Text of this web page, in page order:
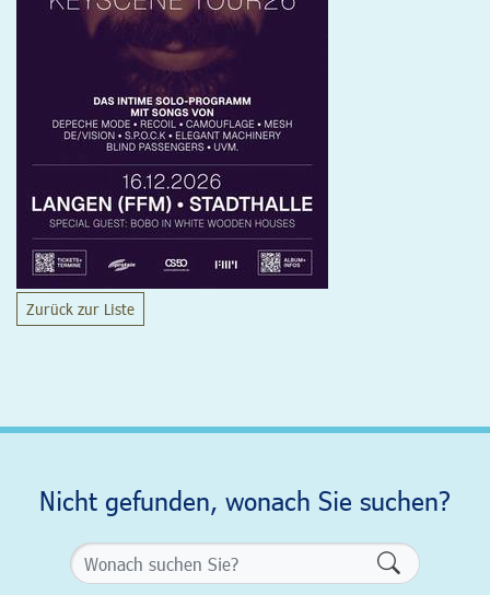
Zurück zur Liste
Nicht gefunden, wonach Sie suchen?